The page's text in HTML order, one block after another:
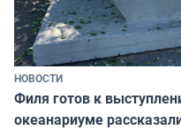
НОВОСТИ
Филя готов к
океанариуме